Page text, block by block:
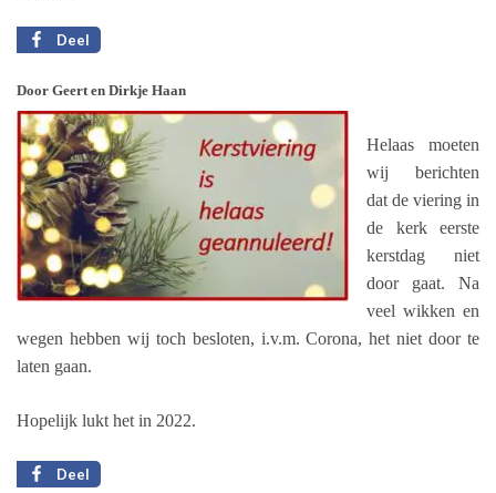
Deel
Door Geert en Dirkje Haan
Helaas moeten
wij berichten
dat de viering in
de kerk eerste
kerstdag niet
door gaat. Na
veel wikken en
wegen hebben wij toch besloten, i.v.m. Corona, het niet door te
laten gaan.
Hopelijk lukt het in 2022.
Deel